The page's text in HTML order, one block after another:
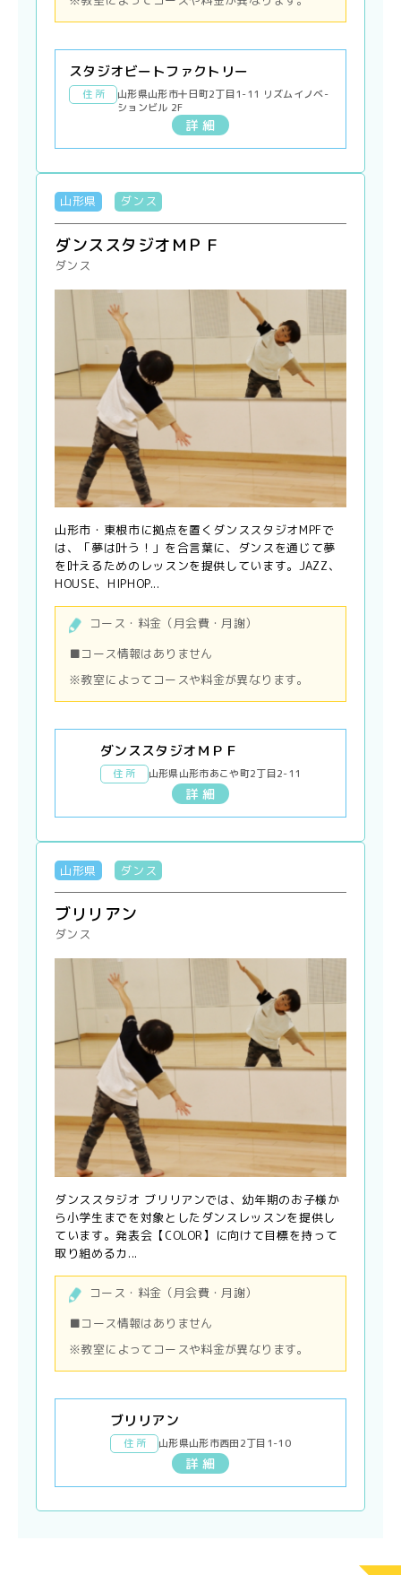
スタジオビートファクトリー
住 所
山形県山形市十日町2丁目1-11 リズムイノベ-
ションビル 2F
詳 細
山形県 ダンス
ダンススタジオＭＰＦ
ダンス
山形市・東根市に拠点を置くダンススタジオMPFで
は、「夢は叶う！」を合言葉に、ダンスを通じて夢
を叶えるためのレッスンを提供しています。JAZZ、
HOUSE、HIPHOP...
コース・料金（月会費・月謝）
■コース情報はありません
※教室によってコースや料金が異なります。
ダンススタジオＭＰＦ
住 所 山形県山形市あこや町2丁目2-11
詳 細
山形県 ダンス
ブリリアン
ダンス
ダンススタジオ ブリリアンでは、幼年期のお子様か
ら小学生までを対象としたダンスレッスンを提供し
ています。発表会【COLOR】に向けて目標を持って
取り組めるカ...
コース・料金（月会費・月謝）
■コース情報はありません
※教室によってコースや料金が異なります。
ブリリアン
住 所 山形県山形市西田2丁目1-10
詳 細